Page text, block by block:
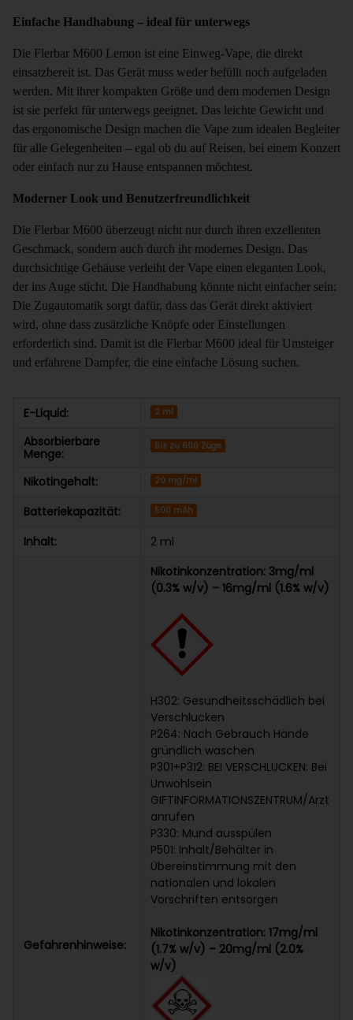
Einfache Handhabung – ideal für unterwegs
Die Flerbar M600 Lemon ist eine Einweg-Vape, die direkt
einsatzbereit ist. Das Gerät muss weder befüllt noch aufgeladen
werden. Mit ihrer kompakten Größe und dem modernen Design
ist sie perfekt für unterwegs geeignet. Das leichte Gewicht und
das ergonomische Design machen die Vape zum idealen Begleiter
für alle Gelegenheiten – egal ob du auf Reisen, bei einem Konzert
oder einfach nur zu Hause entspannen möchtest.
Moderner Look und Benutzerfreundlichkeit
Die Flerbar M600 überzeugt nicht nur durch ihren exzellenten
Geschmack, sondern auch durch ihr modernes Design. Das
durchsichtige Gehäuse verleiht der Vape einen eleganten Look,
der ins Auge sticht. Die Handhabung könnte nicht einfacher sein:
Die Zugautomatik sorgt dafür, dass das Gerät direkt aktiviert
wird, ohne dass zusätzliche Knöpfe oder Einstellungen
erforderlich sind. Damit ist die Flerbar M600 ideal für Umsteiger
und erfahrene Dampfer, die eine einfache Lösung suchen.
E-Liquid: 2 ml
Absorbierbare
Menge:
Bis zu 600 Züge
Nikotingehalt: 20 mg/ml
Batteriekapazität: 500 mAh
Inhalt: 2 ml
Gefahrenhinweise:
Nikotinkonzentration: 3mg/ml
(0.3% w/v) – 16mg/ml (1.6% w/v)
H302: Gesundheitsschädlich bei
Verschlucken
P264: Nach Gebrauch Hände
gründlich waschen
P301+P312: BEI VERSCHLUCKEN: Bei
Unwohlsein
GIFTINFORMATIONSZENTRUM/Arzt
anrufen
P330: Mund ausspülen
P501: Inhalt/Behälter in
Übereinstimmung mit den
nationalen und lokalen
Vorschriften entsorgen
Nikotinkonzentration: 17mg/ml
(1.7% w/v) – 20mg/ml (2.0%
w/v)